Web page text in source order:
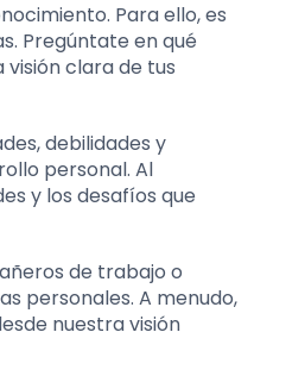
Para ello, es
Pregúntate en qué
visión clara de tus
debilidades y
personal. Al
y los desafíos que
de trabajo o
personales. A menudo,
nuestra visión